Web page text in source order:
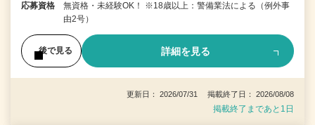
応募資格
無資格・未経験OK！ ※18歳以上：警備業法による（例外事
由2号）
後で見る 詳細を見る
更新日： 2026/07/31 掲載終了日： 2026/08/08
掲載終了まであと1日